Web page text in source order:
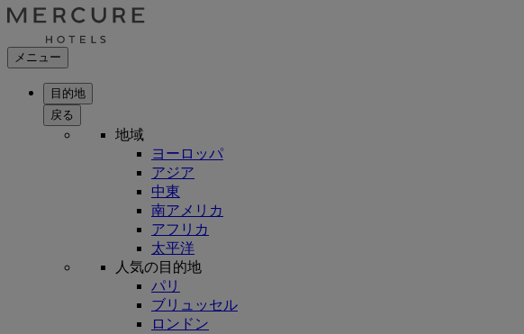
メニュー
目的地
戻る
地域
ヨーロッパ
アジア
中東
南アメリカ
アフリカ
太平洋
人気の目的地
パリ
ブリュッセル
ロンドン